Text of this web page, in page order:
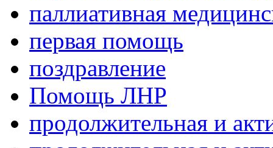
паллиативная
первая помощь
поздравление
Помощь ЛНР
продолжительная и